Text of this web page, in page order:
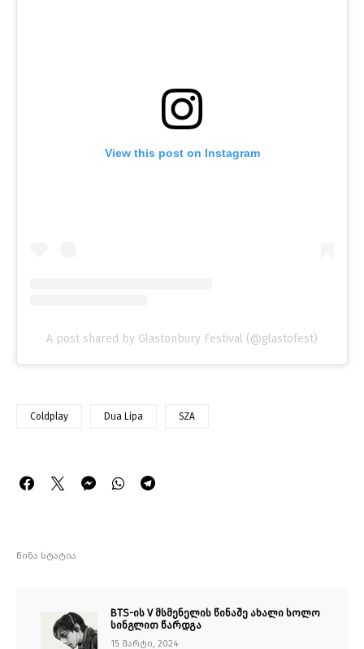
View this post on Instagram
A post shared by Glastonbury Festival (@glastofest)
Coldplay Dua Lipa SZA
წინა სტატია
BTS-ის V მსმენელის წინაშე ახალი სოლო
სინგლით წარდგა
15 მარტი, 2024